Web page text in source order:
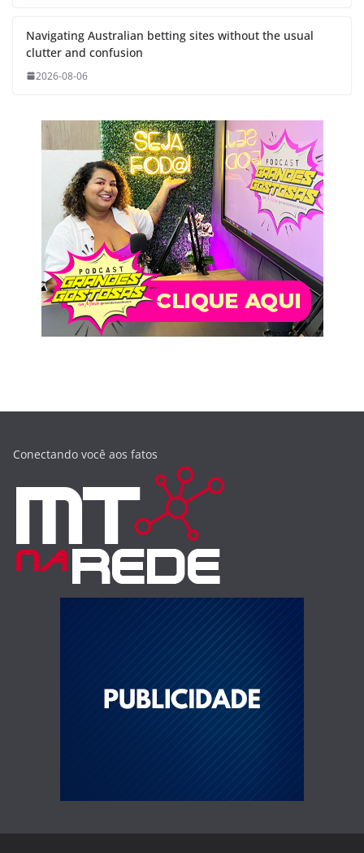
Navigating Australian betting sites without the usual
clutter and confusion
2026-08-06
Conectando você aos fatos